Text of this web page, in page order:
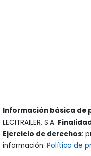
Información básica de
LECITRAILER, S.A.
Ejercicio de derechos:
información: Política de